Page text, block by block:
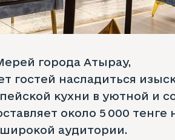
города Атырау,
гостей насладиться
кухни в уютной и
около 5 000 тенге
аудитории.